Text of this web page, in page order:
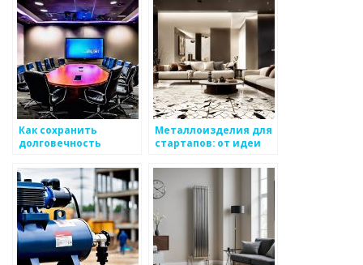
Как сохранить
долговечность
изделий
Металлоизделия для
стартапов: от идеи